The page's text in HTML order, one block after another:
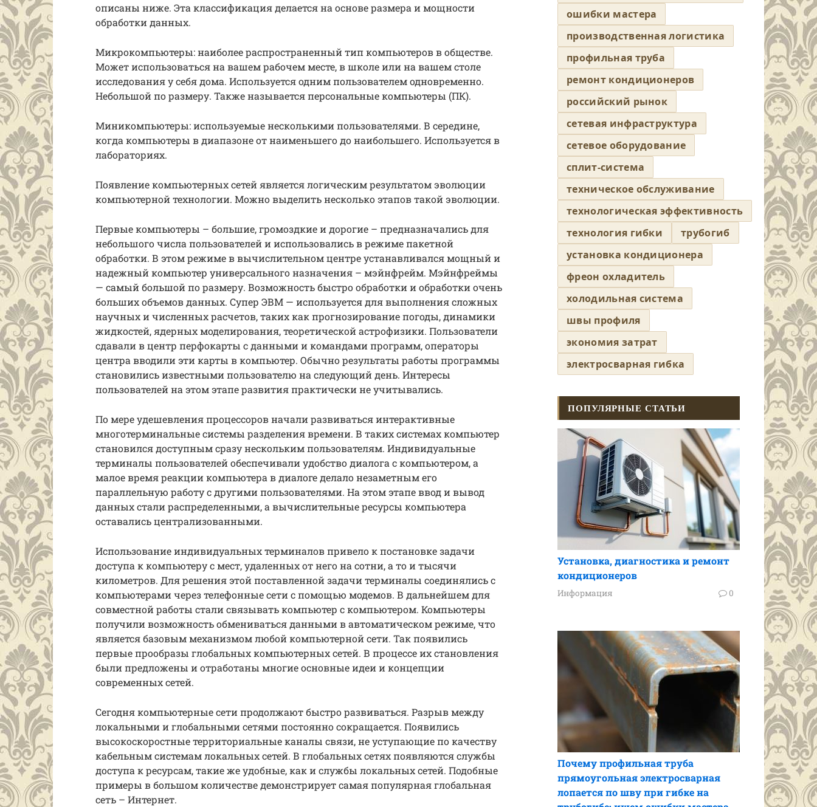
описаны ниже. Эта классификация делается на основе размера и мощности
обработки данных.
Микрокомпьютеры: наиболее распространенный тип компьютеров в обществе.
Может использоваться на вашем рабочем месте, в школе или на вашем столе
исследования у себя дома. Используется одним пользователем одновременно.
Небольшой по размеру. Также называется персональные компьютеры (ПК).
Миникомпьютеры: используемые несколькими пользователями. В середине,
когда компьютеры в диапазоне от наименьшего до наибольшего. Используется в
лабораториях.
Появление компьютерных сетей является логическим результатом эволюции
компьютерной технологии. Можно выделить несколько этапов такой эволюции.
Первые компьютеры – большие, громоздкие и дорогие – предназначались для
небольшого числа пользователей и использовались в режиме пакетной
обработки. В этом режиме в вычислительном центре устанавливался мощный и
надежный компьютер универсального назначения – мэйнфрейм. Мэйнфреймы
— самый большой по размеру. Возможность быстро обработки и обработки очень
больших объемов данных. Супер ЭВМ — используется для выполнения сложных
научных и численных расчетов, таких как прогнозирование погоды, динамики
жидкостей, ядерных моделирования, теоретической астрофизики. Пользователи
сдавали в центр перфокарты с данными и командами программ, операторы
центра вводили эти карты в компьютер. Обычно результаты работы программы
становились известными пользователю на следующий день. Интересы
пользователей на этом этапе развития практически не учитывались.
По мере удешевления процессоров начали развиваться интерактивные
многотерминальные системы разделения времени. В таких системах компьютер
становился доступным сразу нескольким пользователям. Индивидуальные
терминалы пользователей обеспечивали удобство диалога с компьютером, а
малое время реакции компьютера в диалоге делало незаметным его
параллельную работу с другими пользователями. На этом этапе ввод и вывод
данных стали распределенными, а вычислительные ресурсы компьютера
оставались централизованными.
Использование индивидуальных терминалов привело к постановке задачи
доступа к компьютеру с мест, удаленных от него на сотни, а то и тысячи
километров. Для решения этой поставленной задачи терминалы соединялись с
компьютерами через телефонные сети с помощью модемов. В дальнейшем для
совместной работы стали связывать компьютер с компьютером. Компьютеры
получили возможность обмениваться данными в автоматическом режиме, что
является базовым механизмом любой компьютерной сети. Так появились
первые прообразы глобальных компьютерных сетей. В процессе их становления
были предложены и отработаны многие основные идеи и концепции
современных сетей.
Сегодня компьютерные сети продолжают быстро развиваться. Разрыв между
локальными и глобальными сетями постоянно сокращается. Появились
высокоскоростные территориальные каналы связи, не уступающие по качеству
кабельным системам локальных сетей. В глобальных сетях появляются службы
доступа к ресурсам, такие же удобные, как и службы локальных сетей. Подобные
примеры в большом количестве демонстрирует самая популярная глобальная
сеть – Интернет.
ошибки мастера
производственная логистика
профильная труба
ремонт кондиционеров
российский рынок
сетевая инфраструктура
сетевое оборудование
сплит-система
техническое обслуживание
технологическая эффективность
технология гибки
трубогиб
установка кондиционера
фреон охладитель
холодильная система
швы профиля
экономия затрат
электросварная гибка
ПОПУЛЯРНЫЕ СТАТЬИ
Установка, диагностика и ремонт
кондиционеров
Информация 0
Почему профильная труба
прямоугольная электросварная
лопается по шву при гибке на